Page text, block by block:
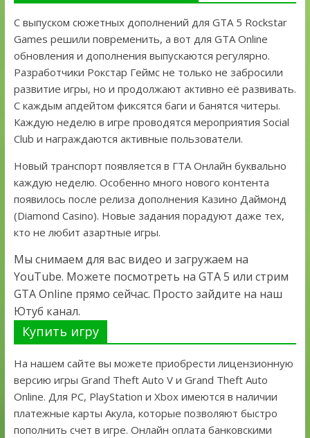
С выпуском сюжетных дополнений для GTA 5 Rockstar
Games решили повременить, а вот для GTA Online
обновления и дополнения выпускаются регулярно.
Разработчики Рокстар Геймс не только не забросили
развитие игры, но и продолжают активно её развивать.
С каждым апдейтом фиксятся баги и банятся читеры.
Каждую неделю в игре проводятся мероприятия Social
Club и награждаются активные пользователи.
Новый транспорт появляется в ГТА Онлайн буквально
каждую неделю. Особенно много нового контента
появилось после релиза дополнения Казино Даймонд
(Diamond Casino). Новые задания порадуют даже тех,
кто не любит азартные игры.
Мы снимаем для вас видео и загружаем на
YouTube. Можете посмотреть на GTA 5 или стрим
GTA Online прямо сейчас. Просто зайдите на наш
Ютуб канал.
Купить игру
На нашем сайте вы можете приобрести лицензионную
версию игры Grand Theft Auto V и Grand Theft Auto
Online. Для PC, PlayStation и Xbox имеются в наличии
платежные карты Акула, которые позволяют быстро
пополнить счет в игре. Онлайн оплата банковскими